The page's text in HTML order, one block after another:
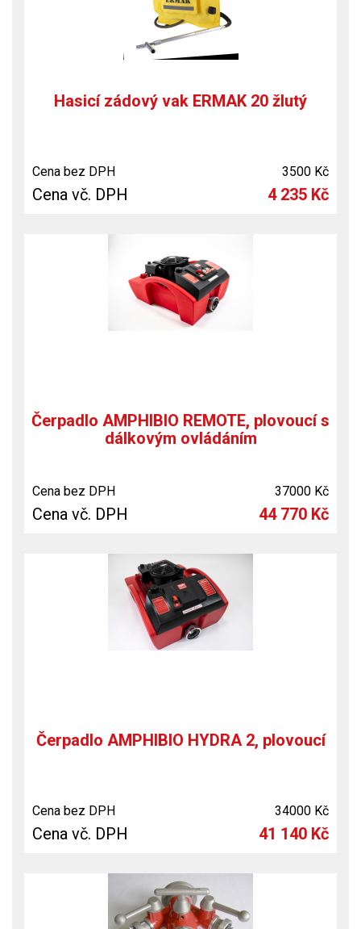
Hasicí zádový vak ERMAK 20 žlutý
Cena bez DPH 3500 Kč
Cena vč. DPH 4 235 Kč
Čerpadlo AMPHIBIO REMOTE, plovoucí s
dálkovým ovládáním
Cena bez DPH 37000 Kč
Cena vč. DPH 44 770 Kč
Čerpadlo AMPHIBIO HYDRA 2, plovoucí
Cena bez DPH 34000 Kč
Cena vč. DPH 41 140 Kč